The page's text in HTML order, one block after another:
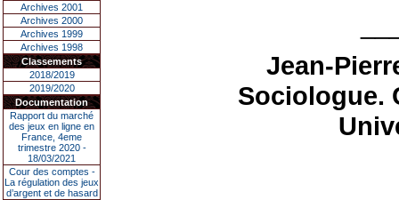
Archives 2001
Archives 2000
Archives 1999
Archives 1998
Classements
2018/2019
2019/2020
Documentation
Rapport du marché
des jeux en ligne en
France, 4eme
trimestre 2020 -
18/03/2021
Cour des comptes -
La régulation des jeux
d’argent et de hasard
Jean-
Sociologue.